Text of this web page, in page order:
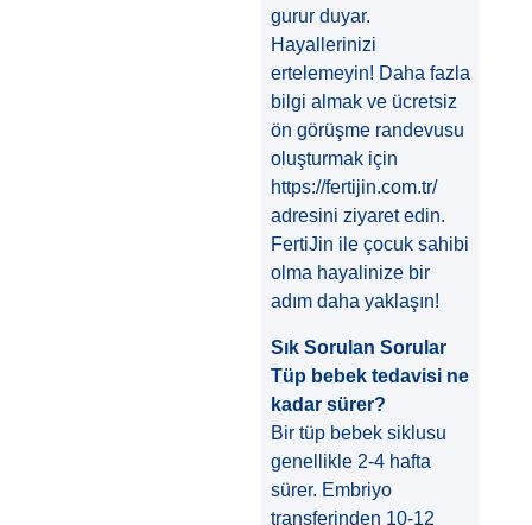
gurur duyar.
Hayallerinizi
ertelemeyin! Daha fazla
bilgi almak ve ücretsiz
ön görüşme randevusu
oluşturmak için
https://fertijin.com.tr/
adresini ziyaret edin.
FertiJin ile çocuk sahibi
olma hayalinize bir
adım daha yaklaşın!
Sık Sorulan Sorular
Tüp bebek tedavisi ne
kadar sürer?
Bir tüp bebek siklusu
genellikle 2-4 hafta
sürer. Embriyo
transferinden 10-12